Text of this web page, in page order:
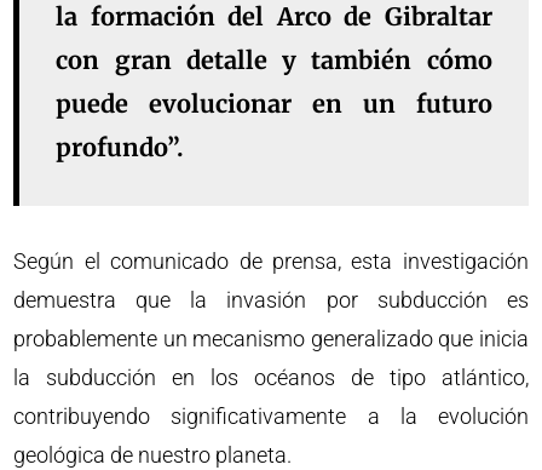
la formación del Arco de Gibraltar
con gran detalle y también cómo
puede evolucionar en un futuro
profundo”.
Según el comunicado de prensa, esta investigación
demuestra que la invasión por subducción es
probablemente un mecanismo generalizado que inicia
la subducción en los océanos de tipo atlántico,
contribuyendo significativamente a la evolución
geológica de nuestro planeta.